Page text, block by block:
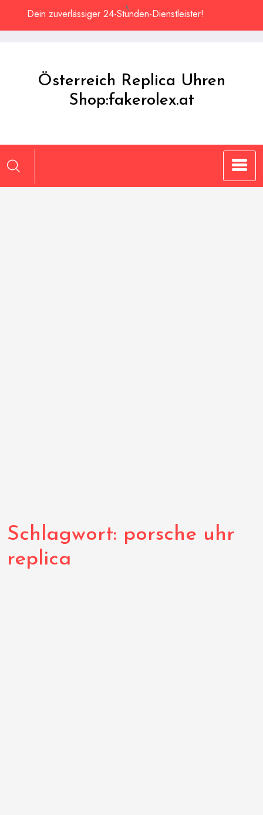
Dein zuverlässiger 24-Stunden-Dienstleister!
Österreich Replica Uhren
Shop:fakerolex.at
Schlagwort: porsche uhr
replica